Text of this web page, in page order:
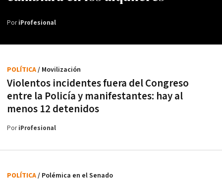
PoriProfesional
Violentos incidentes fuera del Congreso
entre la Policía y manifestantes: hay al
menos 12 detenidos
POLÍTICA/ Movilización
PoriProfesional
POLÍTICA/ Polémica en el Senado